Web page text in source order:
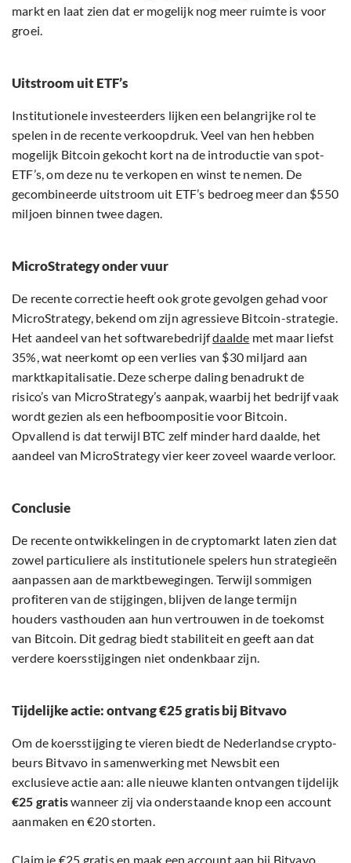
markt en laat zien dat er mogelijk nog meer ruimte is voor
groei.
Uitstroom uit ETF’s
Institutionele investeerders lijken een belangrijke rol te
spelen in de recente verkoopdruk. Veel van hen hebben
mogelijk Bitcoin gekocht kort na de introductie van spot-
ETF’s, om deze nu te verkopen en winst te nemen. De
gecombineerde uitstroom uit ETF’s bedroeg meer dan $550
miljoen binnen twee dagen.
MicroStrategy onder vuur
De recente correctie heeft ook grote gevolgen gehad voor
MicroStrategy, bekend om zijn agressieve Bitcoin-strategie.
Het aandeel van het softwarebedrijfdaalde met maar liefst
35%, wat neerkomt op een verlies van $30 miljard aan
marktkapitalisatie. Deze scherpe daling benadrukt de
risico’s van MicroStrategy’s aanpak, waarbij het bedrijf vaak
wordt gezien als een hefboompositie voor Bitcoin.
Opvallend is dat terwijl BTC zelf minder hard daalde, het
aandeel van MicroStrategy vier keer zoveel waarde verloor.
Conclusie
De recente ontwikkelingen in de cryptomarkt laten zien dat
zowel particuliere als institutionele spelers hun strategieën
aanpassen aan de marktbewegingen. Terwijl sommigen
profiteren van de stijgingen, blijven de lange termijn
houders vasthouden aan hun vertrouwen in de toekomst
van Bitcoin. Dit gedrag biedt stabiliteit en geeft aan dat
verdere koersstijgingen niet ondenkbaar zijn.
Tijdelijke actie: ontvang €25 gratis bij Bitvavo
Om de koersstijging te vieren biedt de Nederlandse crypto-
beurs Bitvavo in samenwerking met Newsbit een
exclusieve actie aan: alle nieuwe klanten ontvangen tijdelijk
€25 gratiswanneer zij via onderstaande knop een account
aanmaken en €20 storten.
Claim je €25 gratis en maak een account aan bij Bitvavo